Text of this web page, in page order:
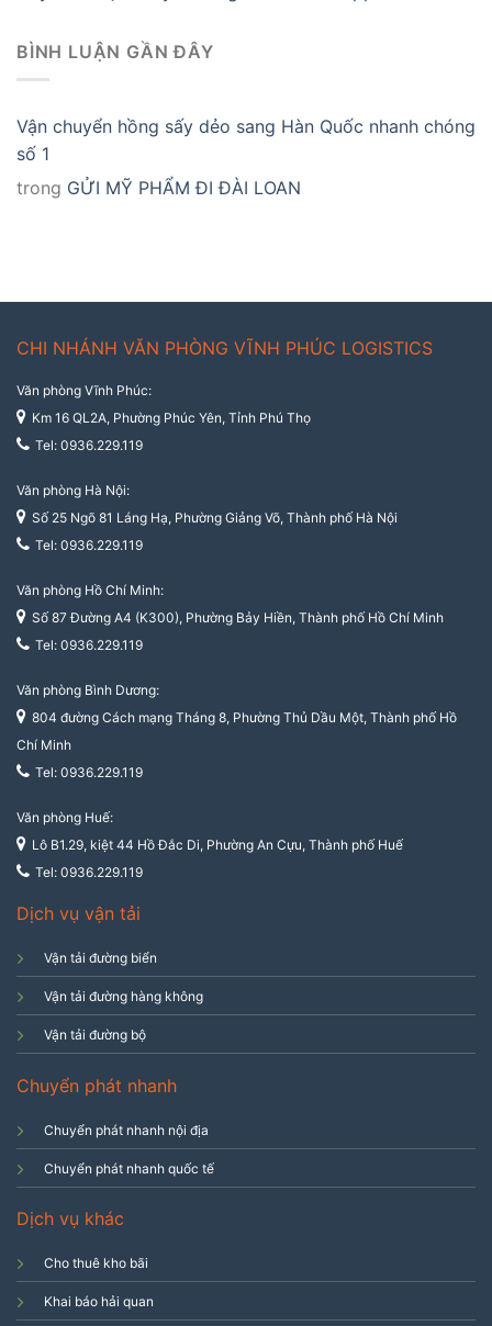
BÌNH LUẬN GẦN ĐÂY
Vận chuyển hồng sấy dẻo sang Hàn Quốc nhanh chóng
số 1
trong GỬI MỸ PHẨM ĐI ĐÀI LOAN
CHI NHÁNH VĂN PHÒNG VĨNH PHÚC LOGISTICS
Văn phòng Vĩnh Phúc:
Km 16 QL2A, Phường Phúc Yên, Tỉnh Phú Thọ
Tel: 0936.229.119
Văn phòng Hà Nội:
Số 25 Ngõ 81 Láng Hạ, Phường Giảng Võ, Thành phố Hà Nội
Tel: 0936.229.119
Văn phòng Hồ Chí Minh:
Số 87 Đường A4 (K300), Phường Bảy Hiền, Thành phố Hồ Chí Minh
Tel: 0936.229.119
Văn phòng Bình Dương:
804 đường Cách mạng Tháng 8, Phường Thủ Dầu Một, Thành phố Hồ
Chí Minh
Tel: 0936.229.119
Văn phòng Huế:
Lô B1.29, kiệt 44 Hồ Đắc Di, Phường An Cựu, Thành phố Huế
Tel: 0936.229.119
Dịch vụ vận tải
Vận tải đường biển
Vận tải đường hàng không
Vận tải đường bộ
Chuyển phát nhanh
Chuyển phát nhanh nội địa
Chuyển phát nhanh quốc tế
Dịch vụ khác
Cho thuê kho bãi
Khai báo hải quan